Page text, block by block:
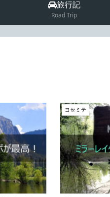
旅行記
Road Trip
ヨセミテ